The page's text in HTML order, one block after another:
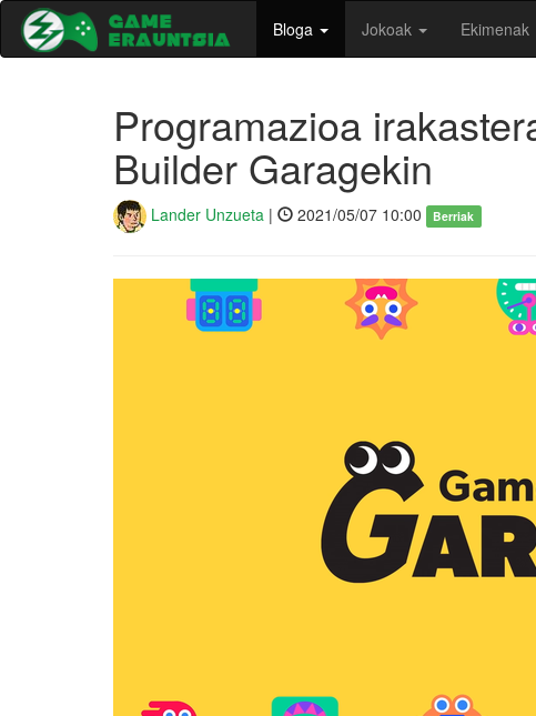
Bloga Jokoak Ekimenak
Programazioa
Builder Garagekin
Lander Unzueta | 2021/05/07 10:00 Berriak